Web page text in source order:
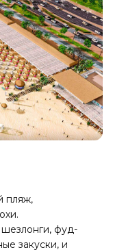
пляж,
фуд-
закуски, и